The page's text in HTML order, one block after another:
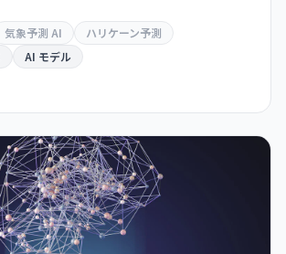
オープンソース化。
気象予測 AI
ハリケーン予測
AI モデル